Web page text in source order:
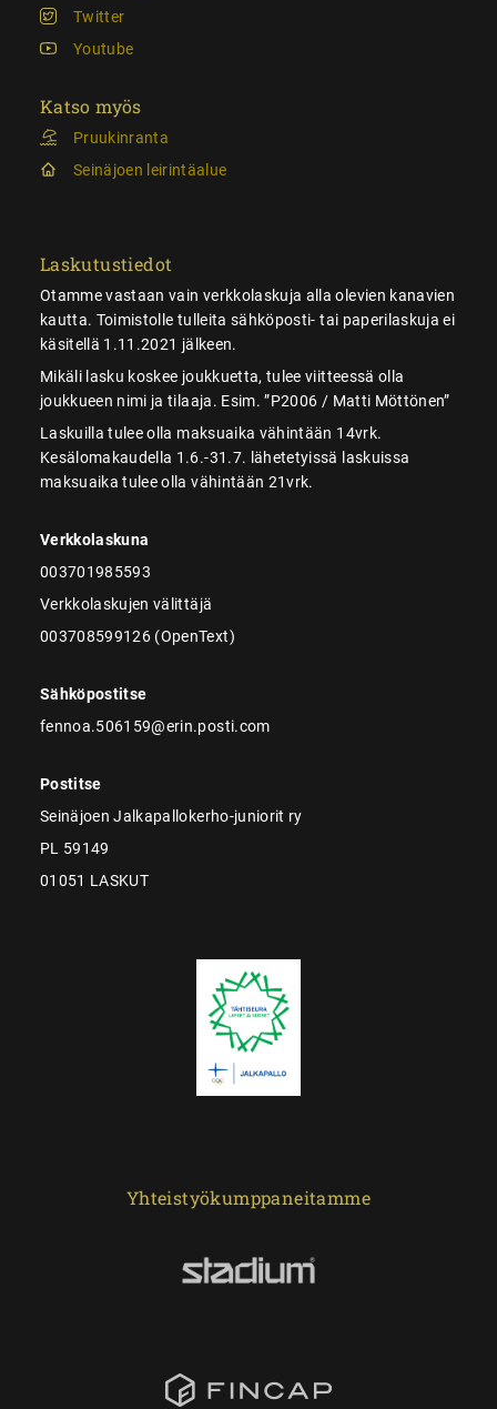
Twitter
Youtube
Katso myös
Pruukinranta
Seinäjoen leirintäalue
Laskutustiedot
Otamme vastaan vain verkkolaskuja alla olevien kanavien
kautta. Toimistolle tulleita sähköposti- tai paperilaskuja ei
käsitellä 1.11.2021 jälkeen.
Mikäli lasku koskee joukkuetta, tulee viitteessä olla
joukkueen nimi ja tilaaja. Esim. ”P2006 / Matti Möttönen”
Laskuilla tulee olla maksuaika vähintään 14vrk.
Kesälomakaudella 1.6.-31.7. lähetetyissä laskuissa
maksuaika tulee olla vähintään 21vrk.
Verkkolaskuna
003701985593
Verkkolaskujen välittäjä
003708599126 (OpenText)
Sähköpostitse
fennoa.506159@erin.posti.com
Postitse
Seinäjoen Jalkapallokerho-juniorit ry
PL 59149
01051 LASKUT
Yhteistyökumppaneitamme